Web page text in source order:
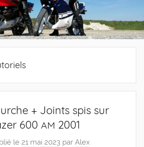
+ Joints spis sur
600 AM 2001
le 21 mai 2023 par Alex